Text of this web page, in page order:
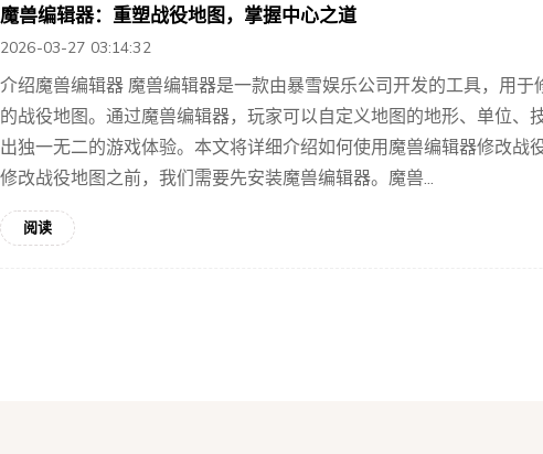
魔兽编辑器：重塑战役地图，掌握中心之道
2026-03-27 03:14:32
介绍魔兽编辑器 魔兽编辑器是一款由暴雪娱乐公司开发的工具，用于
的战役地图。通过魔兽编辑器，玩家可以自定义地图的地形、单位、
出独一无二的游戏体验。本文将详细介绍如何使用魔兽编辑器修改战
修改战役地图之前，我们需要先安装魔兽编辑器。魔兽...
阅读